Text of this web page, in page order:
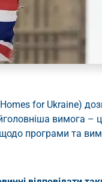
for Ukraine)
вимога –
програми та